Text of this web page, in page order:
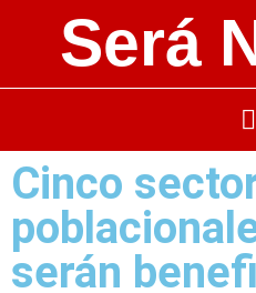
Será
Cinco
serán